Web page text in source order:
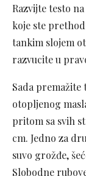
Razvijte testo
koje ste
tankim slojem
razvucite u
Sada premažite
otopljenog
pritom sa svih
cm. Jedno za
suvo grožđe,
Slobodne